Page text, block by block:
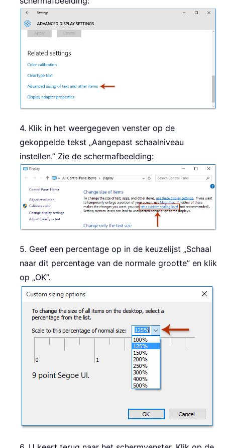
4. Klik in het weergegeven venster op de
gekoppelde tekst „Aangepast schaalniveau
instellen.” Zie de schermafbeelding:
5. Geef een percentage op in de keuzelijst „Schaal
naar dit percentage van de normale grootte” en klik
op „OK”.